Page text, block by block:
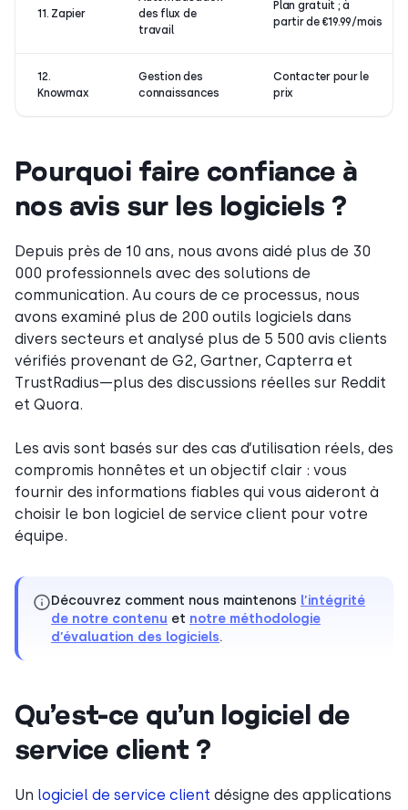
11. Zapier
des flux de
travail
Plan gratuit ; à
partir de €19.99/mois
12.
Knowmax
Gestion des
connaissances
Contacter pour le
prix
Pourquoi faire confiance à
nos avis sur les logiciels ?
Depuis près de 10 ans, nous avons aidé plus de 30
000 professionnels avec des solutions de
communication. Au cours de ce processus, nous
avons examiné plus de 200 outils logiciels dans
divers secteurs et analysé plus de 5 500 avis clients
vérifiés provenant de G2, Gartner, Capterra et
TrustRadius—plus des discussions réelles sur Reddit
et Quora.
Les avis sont basés sur des cas d’utilisation réels, des
compromis honnêtes et un objectif clair : vous
fournir des informations fiables qui vous aideront à
choisir le bon logiciel de service client pour votre
équipe.
Découvrez comment nous maintenons l’intégrité
de notre contenu et notre méthodologie
d’évaluation des logiciels.
Qu’est-ce qu’un logiciel de
service client ?
Un logiciel de service client désigne des applications